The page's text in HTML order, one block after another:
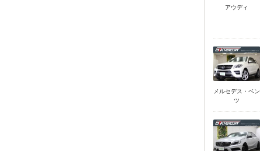
アウディ
メルセデス・ベン
ツ